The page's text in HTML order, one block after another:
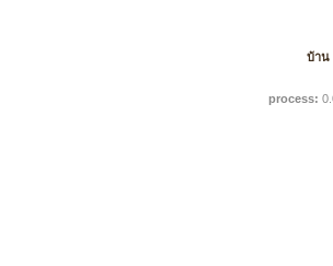
บ้าน
process: